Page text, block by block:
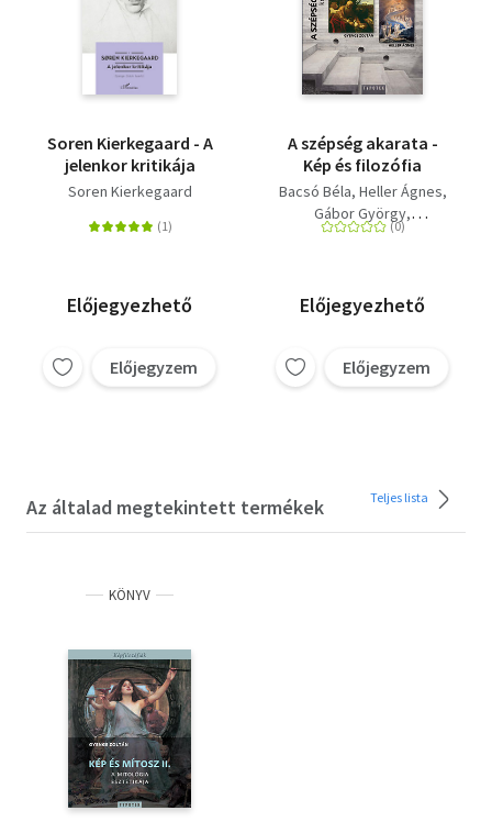
Soren Kierkegaard - A
jelenkor kritikája
Soren Kierkegaard
Előjegyezhető
Előjegyzem
A szépség akarata -
Kép és filozófia
Bacsó Béla Heller Ágnes
Gábor György
Gyenge Zoltán
Előjegyezhető
Előjegyzem
Az általad megtekintett termékek Teljes lista
KÖNYV